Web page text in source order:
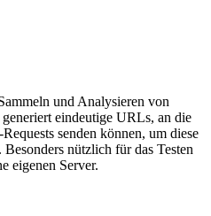
und Analysieren von
eindeutige URLs, an die
senden können, um diese
nützlich für das Testen
eigenen Server.